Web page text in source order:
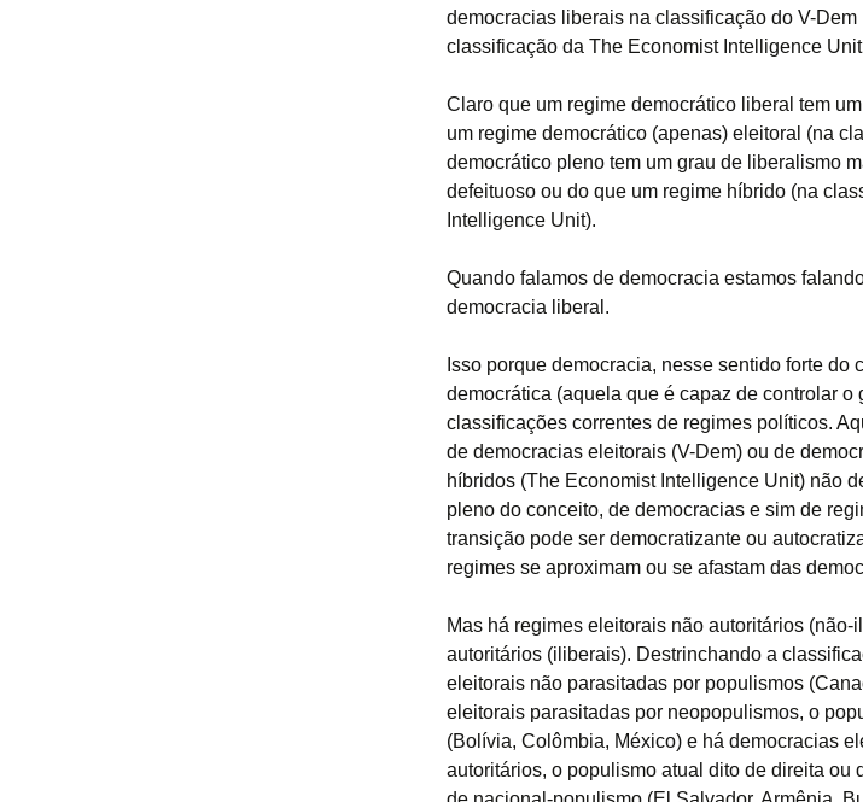
democracias liberais na classificação do V-
classificação da The Economist Intelligence Unit
Claro que um regime democrático liberal tem
um regime democrático (apenas) eleitoral (na
democrático pleno tem um grau de liberalismo
defeituoso ou do que um regime híbrido (na
Intelligence Unit).
Quando falamos de democracia estamos
democracia liberal.
Isso porque democracia, nesse sentido forte
democrática (aquela que é capaz de controlar o
classificações correntes de regimes políticos.
de democracias eleitorais (V-Dem) ou de
híbridos (The Economist Intelligence Unit) não
pleno do conceito, de democracias e sim de
transição pode ser democratizante ou
regimes se aproximam ou se afastam das
Mas há regimes eleitorais não autoritários
autoritários (iliberais). Destrinchando a
eleitorais não parasitadas por populismos
eleitorais parasitadas por neopopulismos, o
(Bolívia, Colômbia, México) e há democracias
autoritários, o populismo atual dito de direita ou